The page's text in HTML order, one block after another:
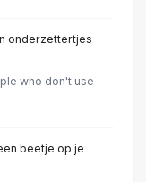
onderzettertjes
who don't use
beetje op je